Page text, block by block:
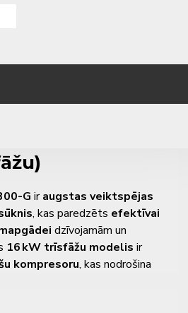
300-G –
siltumsūknis
boilera (16 kW,
G iraugstas veiktspējas
, kas paredzēts efektīvai
dzīvojamām un
16 kW trīsfāžu modelis ir
kompresoru, kas nodrošina
sistēmas kopējo efektivitāti.